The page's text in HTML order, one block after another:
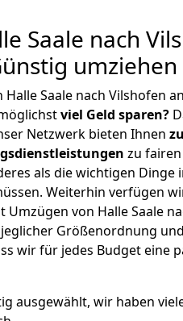
Saale nach
umziehen
Saale nach Vilshofen
viel Geld sparen?
Netzwerk bieten Ihnen
zu
als die wichtigen Dinge
Weiterhin verfügen
von Halle Saale
Größenordnung
wir für jedes Budget eine
ausgewählt, wir haben